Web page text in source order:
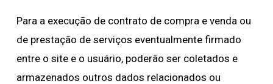
Para a execução de contrato de compra e venda ou
de prestação de serviços eventualmente firmado
entre o site e o usuário, poderão ser coletados e
armazenados outros dados relacionados ou